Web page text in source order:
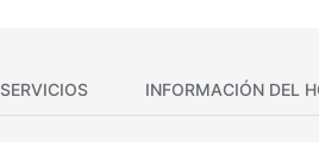
SERVICIOS INFORMACIÓN DEL